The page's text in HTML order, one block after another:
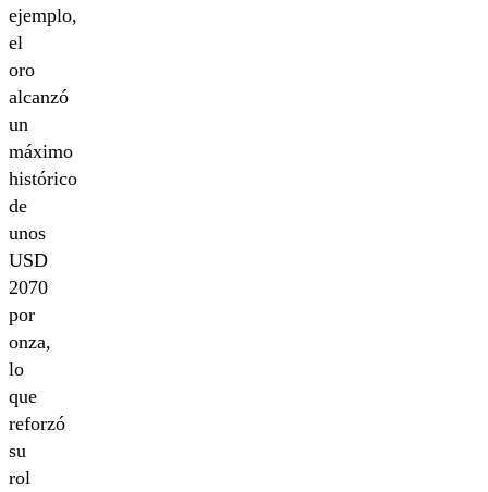
ejemplo,
el
oro
alcanzó
un
máximo
histórico
de
unos
USD
2070
por
onza,
lo
que
reforzó
su
rol